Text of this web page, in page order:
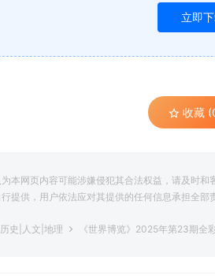
立即
收藏
本网页内容可能涉嫌侵犯其合法权益，请及时
提供，用户依法应对其提供的任何信息承担全部
历史|人文|地理 《世界博览》2025年第23期全